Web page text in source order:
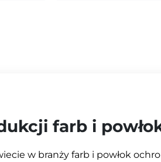
farb i
w branży farb i powłok